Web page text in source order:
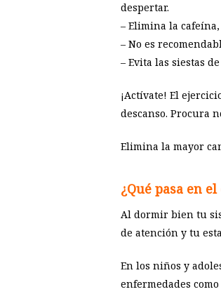
despertar.
– Elimina la
– No es
– Evita las siestas
¡Actívate! El
descanso. Procura
Elimina la mayor
¿Qué pasa en
Al dormir bien tu
de atención y tu
En los niños y
enfermedades